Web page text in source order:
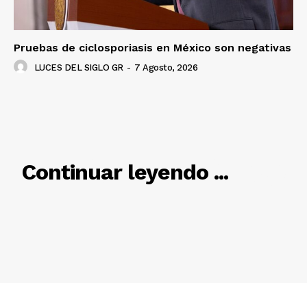
Pruebas de ciclosporiasis en México son negativas
LUCES DEL SIGLO GR - 7 Agosto, 2026
Continuar leyendo ...
RELACIONADO